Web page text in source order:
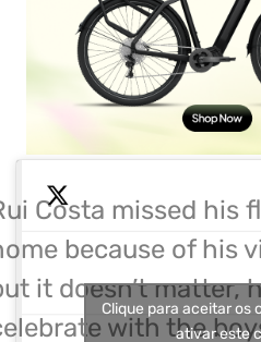
Costa missed his
because of his
it doesn’t matter,
with the
Clique para aceitar os
ativar este